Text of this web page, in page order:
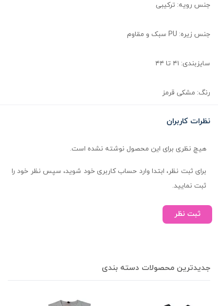
جنس رویه: ترکیبی
جنس زیره: PU سبک و مقاوم
سایزبندی: ۴۱ تا ۴۴
رنگ: مشکی قرمز
نظرات کاربران
هیچ نظری برای این محصول نوشته نشده است.
برای ثبت نظر، ابتدا وارد حساب کاربری خود شوید، سپس نظر خود را
ثبت نمایید.
ثبت نظر
جدیدترین محصولات دسته بندی